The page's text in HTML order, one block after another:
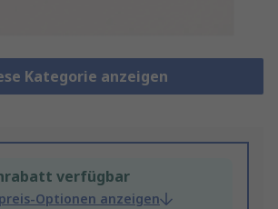
Kategorie anzeigen
verfügbar
Optionen anzeigen